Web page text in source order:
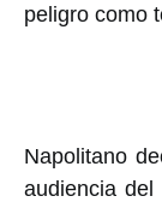
peligro como
Napolitano
audiencia del